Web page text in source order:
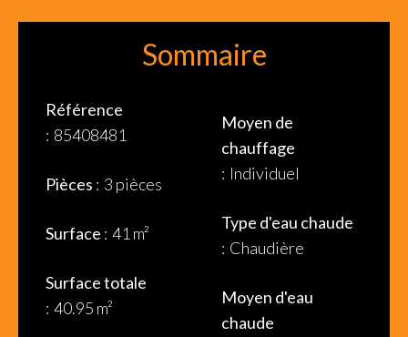
Sommaire
Référence
85408481
Pièces 3 pièces
Surface 41 m²
Surface totale
40.95 m²
Moyen de
chauffage
Individuel
Type d'eau chaude
Chaudière
Moyen d'eau
chaude